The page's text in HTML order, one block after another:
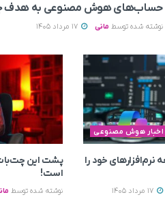
حساب‌های هوش مصنوعی به هدف
نوشته شده توسط مانی
اخبار هوش مصنوعی
خود را
17 مرداد 1405
پشت این
است!
نوشته شده توسط